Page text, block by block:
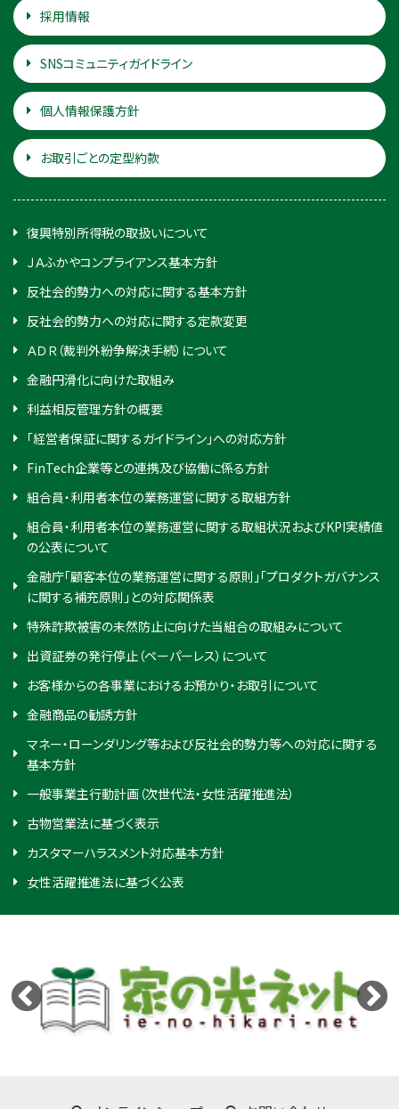
採用情報
SNSコミュニティガイドライン
個人情報保護方針
お取引ごとの定型約款
復興特別所得税の取扱いについて
ＪＡふかやコンプライアンス基本方針
反社会的勢力への対応に関する基本方針
反社会的勢力への対応に関する定款変更
ＡＤＲ（裁判外紛争解決手続）について
金融円滑化に向けた取組み
利益相反管理方針の概要
「経営者保証に関するガイドライン」への対応方針
FinTech企業等との連携及び協働に係る方針
組合員・利用者本位の業務運営に関する取組方針
組合員・利用者本位の業務運営に関する取組状況およびKPI実績値
の公表について
金融庁「顧客本位の業務運営に関する原則」「プロダクトガバナンス
に関する補充原則」との対応関係表
特殊詐欺被害の未然防止に向けた当組合の取組みについて
出資証券の発行停止（ペーパーレス）について
お客様からの各事業におけるお預かり・お取引について
金融商品の勧誘方針
マネー・ローンダリング等および反社会的勢力等への対応に関する
基本方針
一般事業主行動計画（次世代法・女性活躍推進法）
古物営業法に基づく表示
カスタマーハラスメント対応基本方針
女性活躍推進法に基づく公表